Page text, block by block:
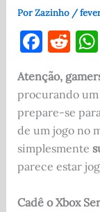
PorZazinho /
F
a
c
e
b
o
o
k
R
d
di
t
Atenção,
procurando um
prepare-se
de um jogo no
simplesmente
parece estar
Cadê o Xbox